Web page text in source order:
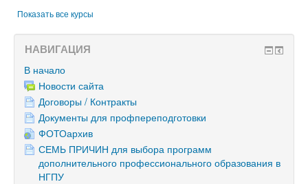
Показать все курсы
НАВИГАЦИЯ
В начало
Новости сайта
Договоры / Контракты
Документы для профпереподготовки
ФОТОархив
СЕМЬ ПРИЧИН для выбора программ
дополнительного профессионального образования в
НГПУ